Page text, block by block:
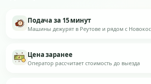
Подача за 15 минут
Машины дежурят в Реутове и рядом с
Цена заранее
Оператор рассчитает стоимость до выезда